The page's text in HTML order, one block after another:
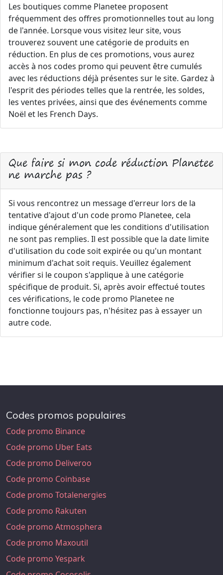
Les boutiques comme Planetee proposent
fréquemment des offres promotionnelles tout au long
de l'année. Lorsque vous visitez leur site, vous
trouverez souvent une catégorie de produits en
réduction. En plus de ces promotions, vous aurez
accès à nos codes promo qui peuvent être cumulés
avec les réductions déjà présentes sur le site. Gardez à
l'esprit des périodes telles que la rentrée, les soldes,
les ventes privées, ainsi que des événements comme
Noël et les French Days.
Que faire si mon code réduction Planetee
ne marche pas ?
Si vous rencontrez un message d'erreur lors de la
tentative d'ajout d'un code promo Planetee, cela
indique généralement que les conditions d'utilisation
ne sont pas remplies. Il est possible que la date limite
d'utilisation du code soit expirée ou qu'un montant
minimum d'achat soit requis. Veuillez également
vérifier si le coupon s'applique à une catégorie
spécifique de produit. Si, après avoir effectué toutes
ces vérifications, le code promo Planetee ne
fonctionne toujours pas, n'hésitez pas à essayer un
autre code.
Codes promos populaires
Code promo Binance
Code promo Uber Eats
Code promo Deliveroo
Code promo Coinbase
Code promo Totalenergies
Code promo Rakuten
Code promo Atmosphera
Code promo Maxoutil
Code promo Yespark